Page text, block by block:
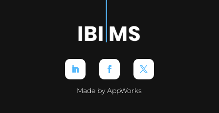
Made by AppWorks